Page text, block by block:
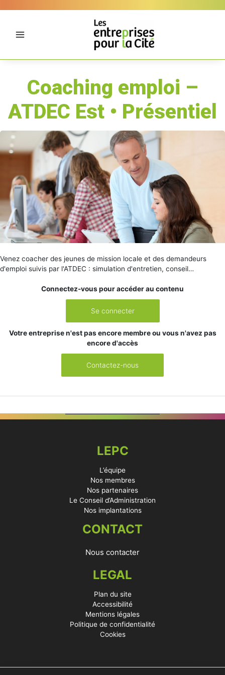
Coaching emploi –
ATDEC Est • Présentiel
Venez coacher des jeunes de mission locale et des demandeurs
d'emploi suivis par l'ATDEC : simulation d'entretien, conseil…
Connectez-vous pour accéder au contenu
Se connecter
Votre entreprise n'est pas encore membre ou vous n'avez pas
encore d'accès
Contactez-nous
LEPC
L’équipe
Nos membres
Nos partenaires
Le Conseil d’Administration
Nos implantations
CONTACT
Nous contacter
LEGAL
Plan du site
Accessibilité
Mentions légales
Politique de confidentialité
Cookies